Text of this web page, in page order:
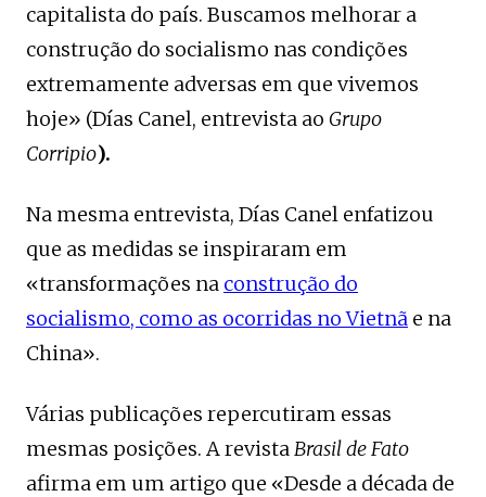
capitalista do país. Buscamos melhorar a
construção do socialismo nas condições
extremamente adversas em que vivemos
hoje» (Días Canel, entrevista ao Grupo
Corripio).
Na mesma entrevista, Días Canel enfatizou
que as medidas se inspiraram em
«transformações na construção do
socialismo, como as ocorridas no Vietnã e na
China».
Várias publicações repercutiram essas
mesmas posições. A revistaBrasil de Fato
afirma em um artigo que «Desde a década de